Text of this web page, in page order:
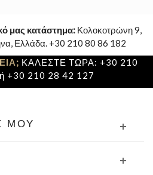
μας κατάστημα: Κολοκοτρώνη 9,
Ελλάδα. +30 210 80 86 182
ΚΑΛΕΣΤΕ ΤΩΡΑ: +30 210
+30 210 28 42 127
ΜΟΥ